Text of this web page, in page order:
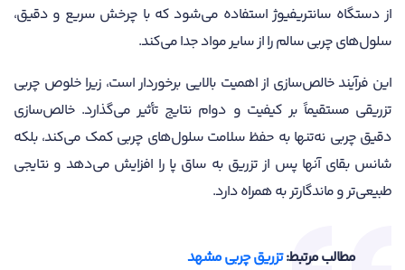
از دستگاه سانتریفیوژ استفاده می‌شود که با چرخش سریع و دقیق،
سلول‌های چربی سالم را از سایر مواد جدا می‌کند.
این فرآیند خالص‌سازی از اهمیت بالایی برخوردار است، زیرا خلوص چربی
تزریقی مستقیماً بر کیفیت و دوام نتایج تأثیر می‌گذارد. خالص‌سازی
دقیق چربی نه‌تنها به حفظ سلامت سلول‌های چربی کمک می‌کند، بلکه
شانس بقای آنها پس از تزریق به ساق پا را افزایش می‌دهد و نتایجی
طبیعی‌تر و ماندگارتر به همراه دارد.
مطالب مرتبط:تزریق چربی مشهد